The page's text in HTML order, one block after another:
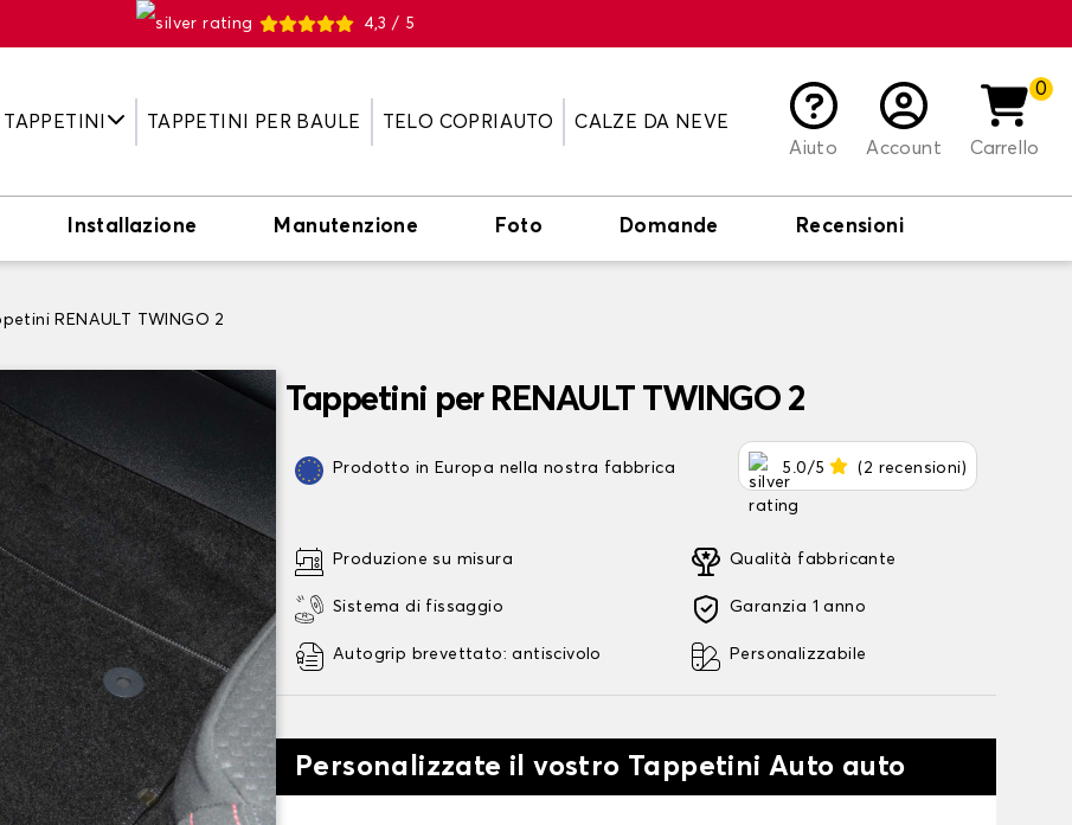
4,3 / 5
TAPPETINI TAPPETINI PER BAULE TELO COPRIAUTO
CALZE DA NEVE
Aiuto
Account
0
Carrello
Installazione Manutenzione Foto Domande Recensioni
RENAULT TWINGO 2
Tappetini per RENAULT TWINGO 2
Prodotto in Europa nella nostra fabbrica 5.0/5 (2 recensioni)
Produzione su misura
Sistema di fissaggio
Autogrip brevettato: antiscivolo
Qualità fabbricante
Garanzia 1 anno
Personalizzabile
Personalizzate il vostro Tappetini Auto auto